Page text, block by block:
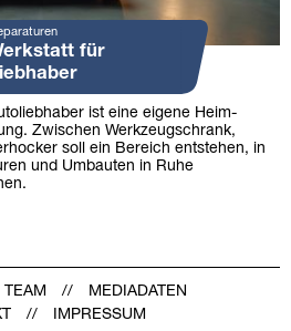
für
ist eine eigene Heim-
Zwischen Werkzeugschrank,
soll ein Bereich entstehen, in
und Umbauten in Ruhe
TEAM
MEDIADATEN
IMPRESSUM